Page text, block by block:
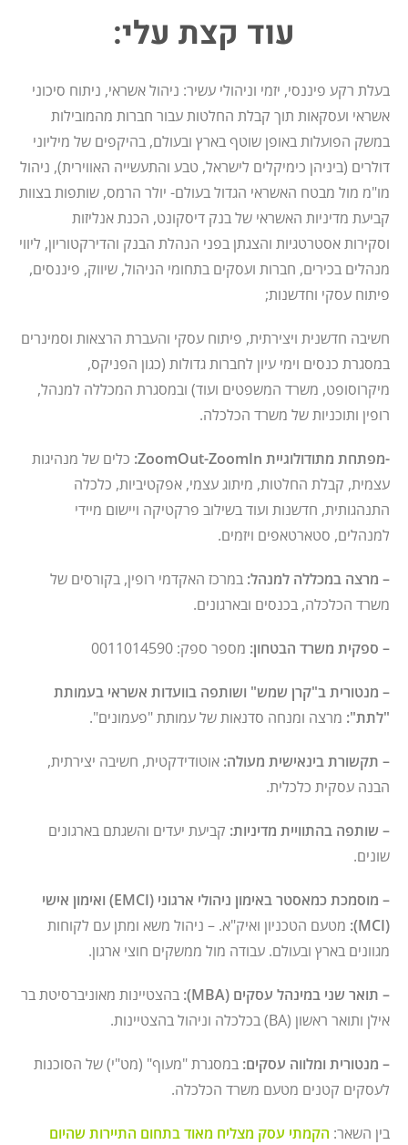
עוד קצת עלי:
בעלת רקע פיננסי, יזמי וניהולי עשיר: ניהול אשראי, ניתוח סיכוני
אשראי ועסקאות תוך קבלת החלטות עבור חברות מהמובילות
במשק הפועלות באופן שוטף בארץ ובעולם, בהיקפים של מיליוני
דולרים (ביניהן כימיקלים לישראל, טבע והתעשייה האווירית), ניהול
מו"מ מול מבטח האשראי הגדול בעולם- יולר הרמס, שותפות בצוות
קביעת מדיניות האשראי של בנק דיסקונט, הכנת אנליזות
וסקירות אסטרטגיות והצגתן בפני הנהלת הבנק והדירקטוריון, ליווי
מנהלים בכירים, חברות ועסקים בתחומי הניהול, שיווק, פיננסים,
פיתוח עסקי וחדשנות;
חשיבה חדשנית ויצירתית, פיתוח עסקי והעברת הרצאות וסמינרים
במסגרת כנסים וימי עיון לחברות גדולות (כגון הפניקס,
מיקרוסופט, משרד המשפטים ועוד) ובמסגרת המכללה למנהל,
רופין ותוכניות של משרד הכלכלה.
-מפתחת מתודולוגיית ZoomOut-ZoomIn:
כלים של מנהיגות
עצמית, קבלת החלטות, מיתוג עצמי, אפקטיביות, כלכלה
התנהגותית, חדשנות ועוד בשילוב פרקטיקה ויישום מיידי
למנהלים, סטארטאפים ויזמים.
– מרצה במכללה למנהל: במרכז האקדמי רופין, בקורסים של
משרד הכלכלה, בכנסים ובארגונים.
– ספקית משרד הבטחון: מספר ספק: 0011014590
– מנטורית ב"קרן שמש" ושותפה בוועדות אשראי בעמותת
"לתת": מרצה ומנחה סדנאות של עמותת "פעמונים".
– תקשורת בינאישית מעולה: אוטודידקטית, חשיבה יצירתית,
הבנה עסקית כלכלית.
– שותפה בהתוויית מדיניות: קביעת יעדים והשגתם בארגונים
שונים.
– מוסמכת כמאסטר באימון ניהולי ארגוני (EMCI) ואימון אישי
(MCI):
מטעם הטכניון ואיק"א. – ניהול משא ומתן עם לקוחות
מגוונים בארץ ובעולם. עבודה מול ממשקים חוצי ארגון.
– תואר שני במינהל עסקים (MBA):
בהצטיינות מאוניברסיטת בר
אילן ותואר ראשון (BA) בכלכלה וניהול בהצטיינות.
– מנטורית ומלווה עסקים: במסגרת "מעוף" (מט"י) של הסוכנות
לעסקים קטנים מטעם משרד הכלכלה.
בין השאר: הקמתי עסק מצליח מאוד בתחום התיירות שהיום